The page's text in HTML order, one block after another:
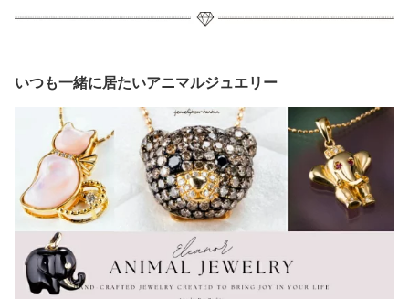
いつも一緒に居たいアニマルジュエリー